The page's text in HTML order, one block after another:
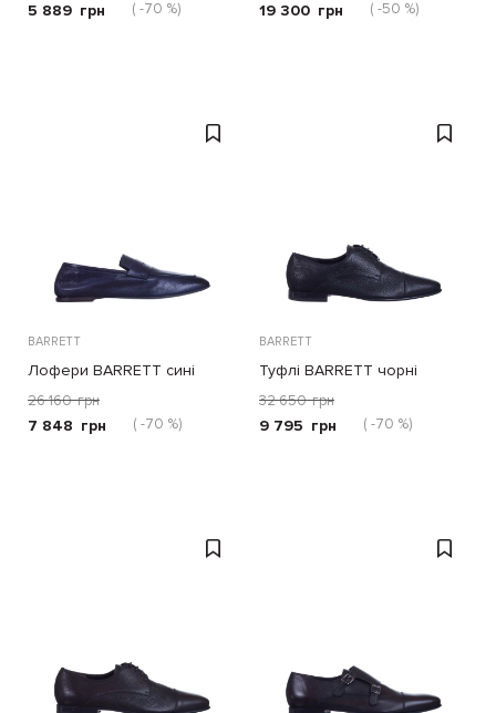
5 889 грн ( -70 %) 19 300 грн ( -50 %)
BARRETT
Лофери BARRETT сині
26 160 грн
7 848 грн ( -70 %)
BARRETT
Туфлі BARRETT чорні
32 650 грн
9 795 грн ( -70 %)